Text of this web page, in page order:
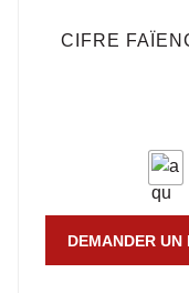
CIFRE
DEMANDER UN